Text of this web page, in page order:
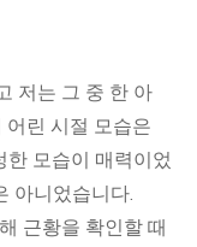
저는 그 중 한 아
어린 시절 모습은
모습이 매력이었
아니었습니다.
근황을 확인할 때